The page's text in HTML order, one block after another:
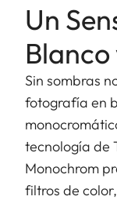
Un
Sin sombras
fotografía en
tecnología de
Monochrom
filtros de